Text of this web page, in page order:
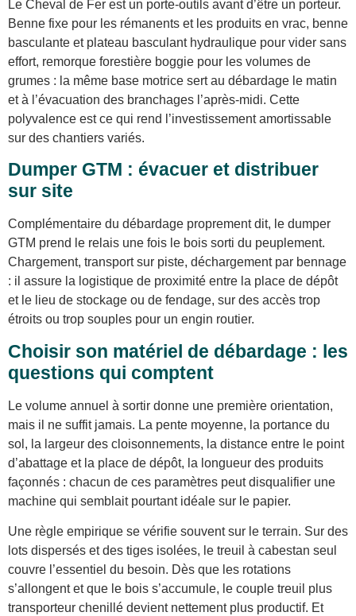
Le Cheval de Fer est un porte-outils avant d’être un porteur.
Benne fixe pour les rémanents et les produits en vrac, benne
basculante et plateau basculant hydraulique pour vider sans
effort, remorque forestière boggie pour les volumes de
grumes : la même base motrice sert au débardage le matin
et à l’évacuation des branchages l’après-midi. Cette
polyvalence est ce qui rend l’investissement amortissable
sur des chantiers variés.
Dumper GTM : évacuer et distribuer
sur site
Complémentaire du débardage proprement dit, le dumper
GTM prend le relais une fois le bois sorti du peuplement.
Chargement, transport sur piste, déchargement par bennage
: il assure la logistique de proximité entre la place de dépôt
et le lieu de stockage ou de fendage, sur des accès trop
étroits ou trop souples pour un engin routier.
Choisir son matériel de débardage : les
questions qui comptent
Le volume annuel à sortir donne une première orientation,
mais il ne suffit jamais. La pente moyenne, la portance du
sol, la largeur des cloisonnements, la distance entre le point
d’abattage et la place de dépôt, la longueur des produits
façonnés : chacun de ces paramètres peut disqualifier une
machine qui semblait pourtant idéale sur le papier.
Une règle empirique se vérifie souvent sur le terrain. Sur des
lots dispersés et des tiges isolées, le treuil à cabestan seul
couvre l’essentiel du besoin. Dès que les rotations
s’allongent et que le bois s’accumule, le couple treuil plus
transporteur chenillé devient nettement plus productif. Et